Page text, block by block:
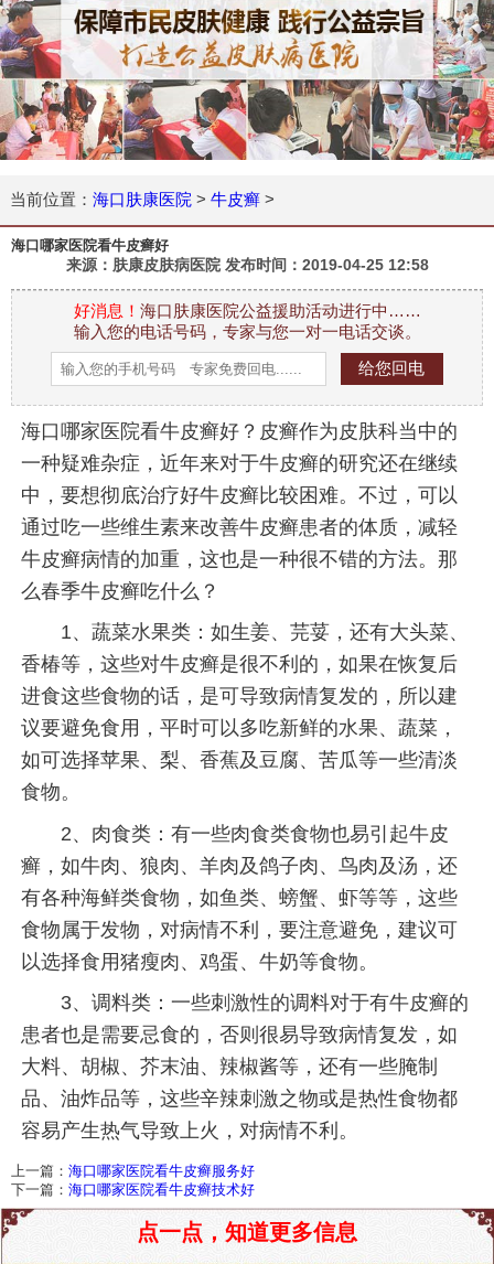
当前位置： 海口肤康医院 > 牛皮癣>
海口哪家医院看牛皮癣好
来源：肤康皮肤病医院 发布时间： 2019-04-25 12:58
好消息！ 海口肤康医院公益援助活动进行中……
输入您的电话号码，专家与您一对一电话交谈。
海口哪家医院看牛皮癣好？皮癣作为皮肤科当中的
一种疑难杂症，近年来对于牛皮癣的研究还在继续
中，要想彻底治疗好牛皮癣比较困难。不过，可以
通过吃一些维生素来改善牛皮癣患者的体质，减轻
牛皮癣病情的加重，这也是一种很不错的方法。那
么春季牛皮癣吃什么？
1、蔬菜水果类：如生姜、芫荽，还有大头菜、
香椿等，这些对牛皮癣是很不利的，如果在恢复后
进食这些食物的话，是可导致病情复发的，所以建
议要避免食用，平时可以多吃新鲜的水果、蔬菜，
如可选择苹果、梨、香蕉及豆腐、苦瓜等一些清淡
食物。
2、肉食类：有一些肉食类食物也易引起牛皮
癣，如牛肉、狼肉、羊肉及鸽子肉、鸟肉及汤，还
有各种海鲜类食物，如鱼类、螃蟹、虾等等，这些
食物属于发物，对病情不利，要注意避免，建议可
以选择食用猪瘦肉、鸡蛋、牛奶等食物。
3、调料类：一些刺激性的调料对于有牛皮癣的
患者也是需要忌食的，否则很易导致病情复发，如
大料、胡椒、芥末油、辣椒酱等，还有一些腌制
品、油炸品等，这些辛辣刺激之物或是热性食物都
容易产生热气导致上火，对病情不利。
上一篇： 海口哪家医院看牛皮癣服务好
下一篇： 海口哪家医院看牛皮癣技术好
点一点，知道更多信息